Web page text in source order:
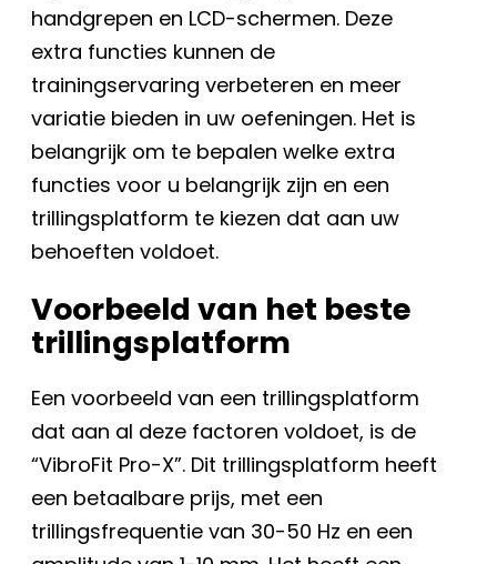
handgrepen en LCD-schermen. Deze
extra functies kunnen de
trainingservaring verbeteren en meer
variatie bieden in uw oefeningen. Het is
belangrijk om te bepalen welke extra
functies voor u belangrijk zijn en een
trillingsplatform te kiezen dat aan uw
behoeften voldoet.
Voorbeeld van het beste
trillingsplatform
Een voorbeeld van een trillingsplatform
dat aan al deze factoren voldoet, is de
“VibroFit Pro-X”. Dit trillingsplatform heeft
een betaalbare prijs, met een
trillingsfrequentie van 30-50 Hz en een